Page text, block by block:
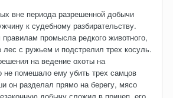
вне периода разрешенной добычи
к судебному разбирательству.
промысла редкого животного,
с ружьем и подстрелил трех косуль.
на ведение охоты на
не помешало ему убить трех самцов
он разделал прямо на берегу, мясо
добычу сложил в прицеп, его